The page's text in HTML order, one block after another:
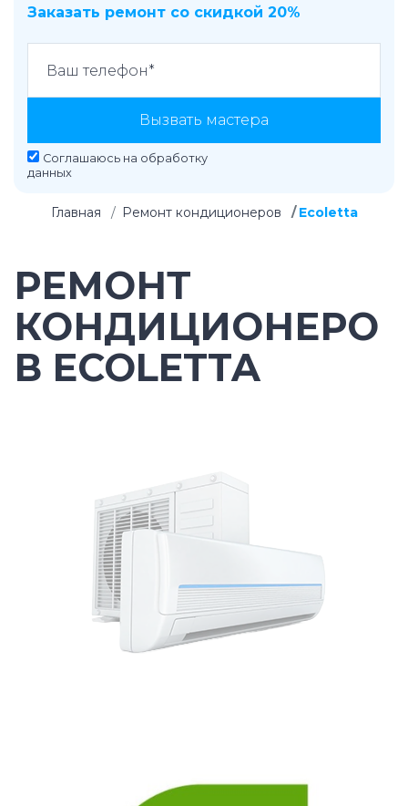
Заказать ремонт со скидкой 20%
Вызвать мастера
Соглашаюсь на обработку
данных
Главная Ремонт кондиционеров Ecoletta
РЕМОНТ
КОНДИЦИОНЕРО
В ECOLETTA